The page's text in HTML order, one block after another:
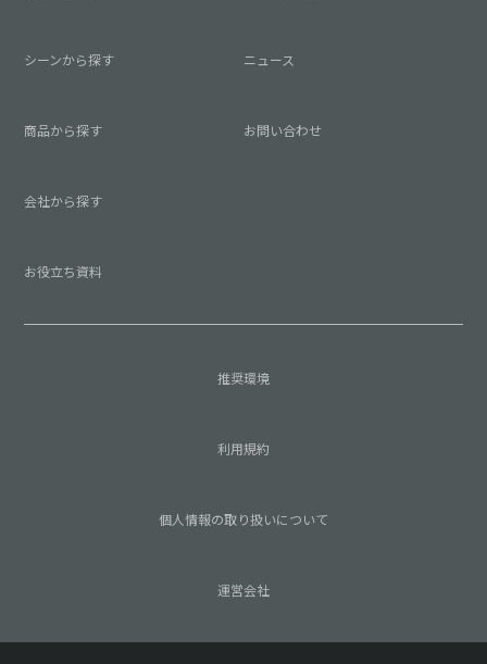
シーンから探す
商品から探す
会社から探す
お役立ち資料
ニュース
お問い合わせ
推奨環境
利用規約
個人情報の取り扱いについて
運営会社